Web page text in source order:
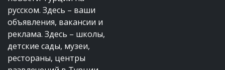
русском. Здесь – ваши
объявления, вакансии и
реклама. Здесь – школы,
детские сады, музеи,
рестораны, центры